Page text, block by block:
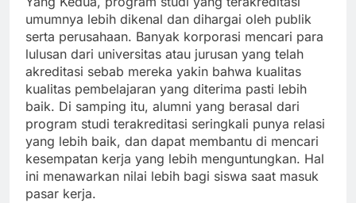
umumnya lebih dikenal dan dihargai oleh publik
serta perusahaan. Banyak korporasi mencari para
lulusan dari universitas atau jurusan yang telah
akreditasi sebab mereka yakin bahwa kualitas
kualitas pembelajaran yang diterima pasti lebih
baik. Di samping itu, alumni yang berasal dari
program studi terakreditasi seringkali punya relasi
yang lebih baik, dan dapat membantu di mencari
kesempatan kerja yang lebih menguntungkan. Hal
ini menawarkan nilai lebih bagi siswa saat masuk
pasar kerja.